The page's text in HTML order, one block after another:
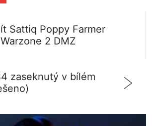
Sattiq Poppy Farmer
2 DMZ
zaseknutý v bílém